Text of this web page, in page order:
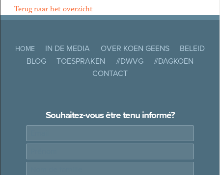
Terug naar het overzicht
HOME IN DE MEDIA OVER KOEN GEENS
BELEID
BLOG
TOESPRAKEN #DWVG
#DAGKOEN
CONTACT
Souhaitez-vous être tenu informé?